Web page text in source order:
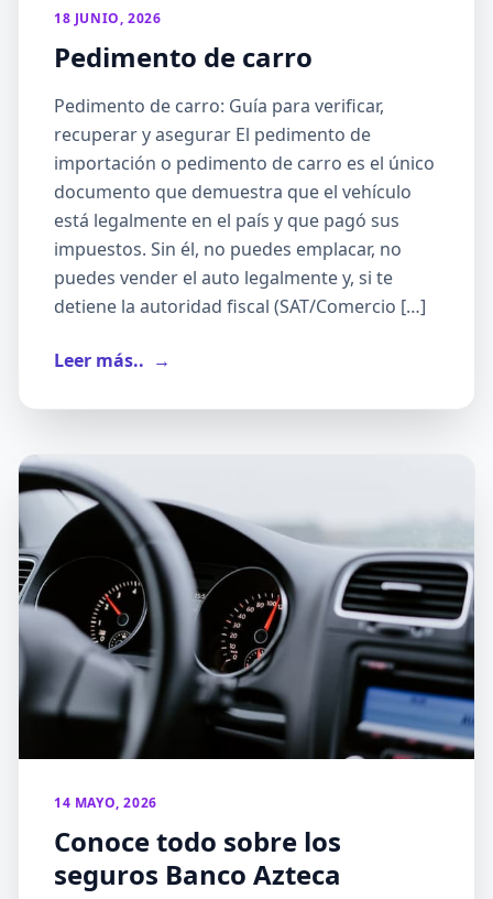
18 JUNIO, 2026
Pedimento de carro
Pedimento de carro: Guía para verificar,
recuperar y asegurar El pedimento de
importación o pedimento de carro es el único
documento que demuestra que el vehículo
está legalmente en el país y que pagó sus
impuestos. Sin él, no puedes emplacar, no
puedes vender el auto legalmente y, si te
detiene la autoridad fiscal (SAT/Comercio […]
Leer más.. →
14 MAYO, 2026
Conoce todo sobre los
seguros Banco Azteca